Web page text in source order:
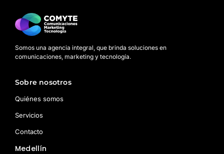
Somos una agencia integral, que brinda soluciones en
comunicaciones, marketing y tecnología.
Sobre nosotros
Quiénes somos
Servicios
Contacto
Medellín